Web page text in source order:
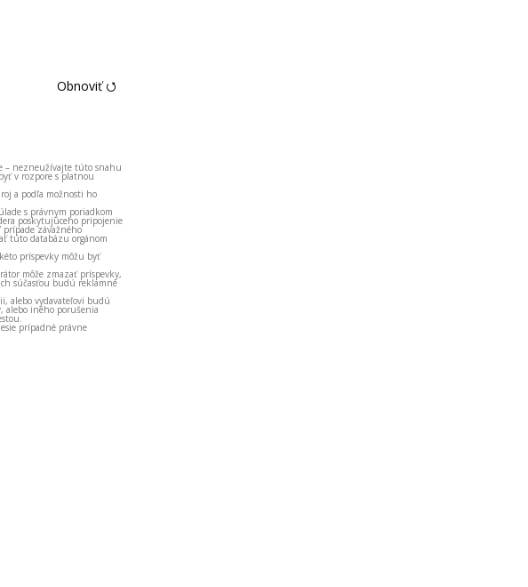
Obnoviť ⭯
– nezneužívajte túto snahu
v rozpore s platnou
a podľa možnosti ho
s právnym poriadkom
poskytujúceho pripojenie
závažného
túto databázu orgánom
príspevky môžu byť
môže zmazať príspevky,
súčasťou budú reklamné
alebo vydavateľovi budú
alebo iného porušenia
prípadné právne